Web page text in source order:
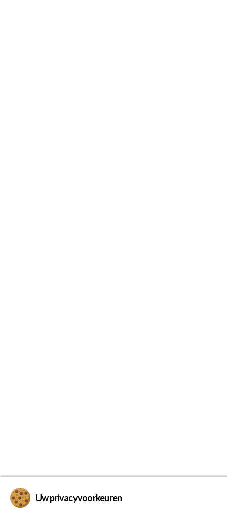
Uw privacyvoorkeuren